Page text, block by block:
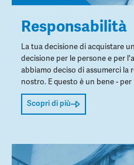
Responsabilità
La tua decisione di acquistare
decisione per le persone e per
abbiamo deciso di assumerci la
nostro. E questo è un bene -
Scopri di più